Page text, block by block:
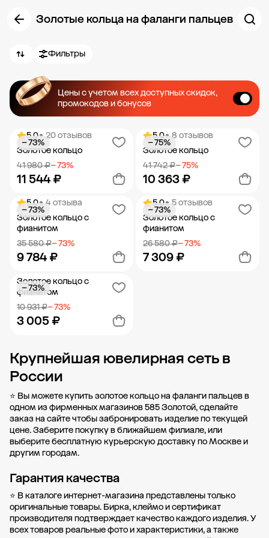
Золотые кольца на фаланги пальцев
Фильтры
Цены с учетом всех доступных скидок,
промокодов и бонусов
5.0• 20 отзывов
Золотое кольцо
41 980 ₽− 73%
11 544 ₽
− 73%
Добавить в корзину
5.0• 8 отзывов
Золотое кольцо
41 742 ₽− 75%
10 363 ₽
− 75%
Добавить в корзину
5.0• 4 отзыва
Золотое кольцо с
фианитом
35 580 ₽− 73%
9 784 ₽
− 73%
Добавить в корзину
5.0• 5 отзывов
Золотое кольцо с
фианитом
26 580 ₽− 73%
7 309 ₽
− 73%
Золотое кольцо с
фианитом
10 931 ₽− 73%
3 005 ₽
− 73%
Добавить в корзину
Крупнейшая ювелирная сеть в
России
⭐ Вы можете купить золотое кольцо на фаланги пальцев в
одном из фирменных магазинов 585 Золотой, сделайте
заказ на сайте чтобы забронировать изделие по текущей
цене. Заберите покупку вближайшем филиале, или
выберите бесплатную курьерскую доставку по Москве и
другим городам.
Гарантия качества
⭐ В каталоге интернет-магазина представлены только
оригинальные товары. Бирка, клеймо и сертификат
производителя подтверждает качество каждого изделия. У
всех товаров реальные фото и характеристики, а также